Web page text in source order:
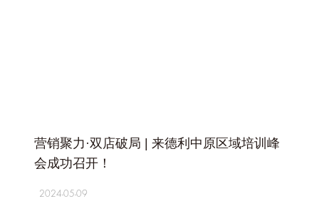
营销聚力·双店破局 | 来德利中原区域培训峰
会成功召开！
2024-05-09